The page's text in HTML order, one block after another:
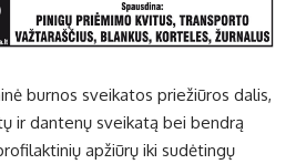
burnos sveikatos priežiūros dalis,
ir dantenų sveikatą bei bendrą
apžiūrų iki sudėtingų